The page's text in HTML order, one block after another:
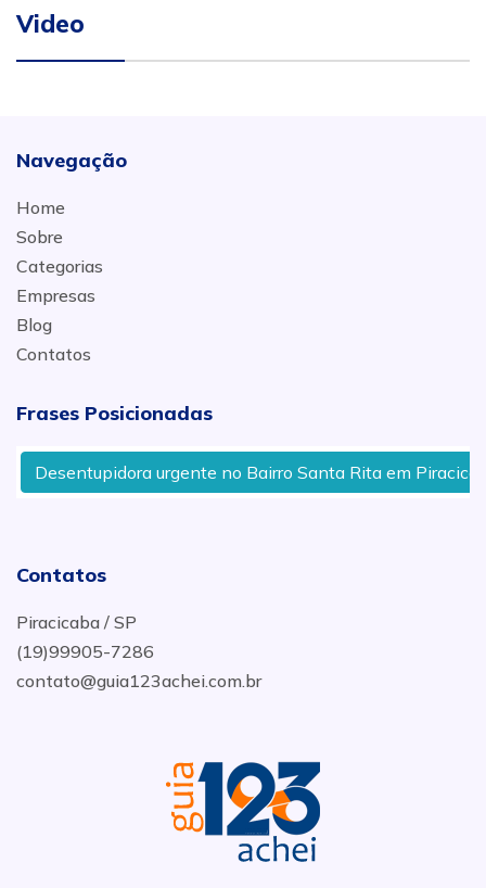
Video
Navegação
Home
Sobre
Categorias
Empresas
Blog
Contatos
Frases Posicionadas
Desentupidora urgente no Bairro Santa Rita em Piracicaba
Contatos
Piracicaba / SP
(19)99905-7286
contato@guia123achei.com.br